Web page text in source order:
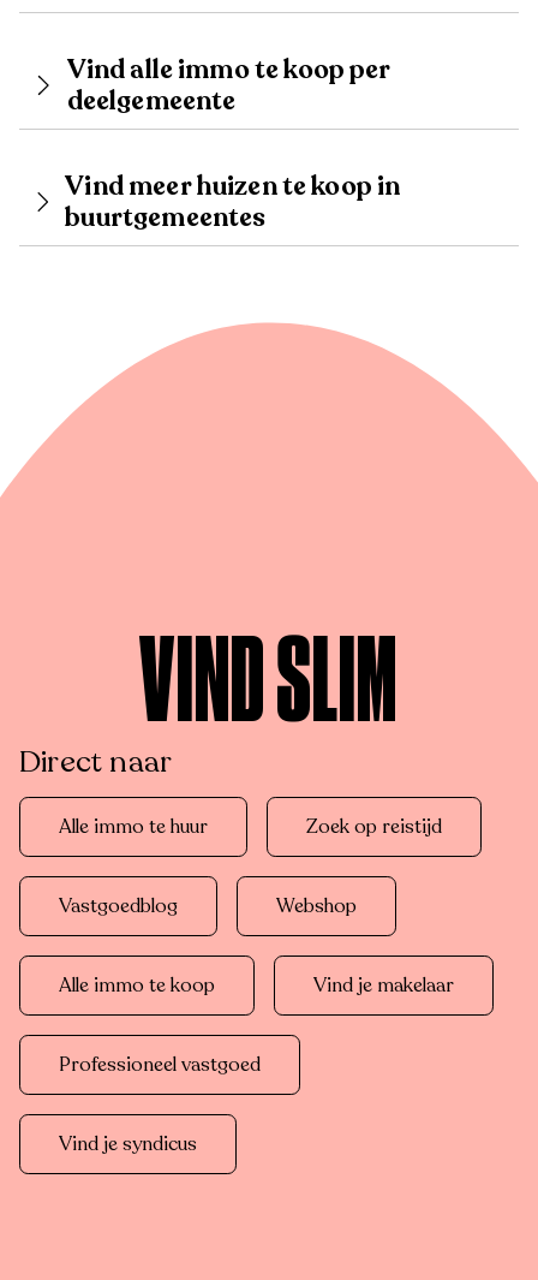
Vind alle immo te koop per
deelgemeente
Vind meer huizen te koop in
buurtgemeentes
VIND SLIM
Direct naar
Alle immo te huur Zoek op reistijd
Vastgoedblog Webshop
Alle immo te koop Vind je makelaar
Professioneel vastgoed
Vind je syndicus